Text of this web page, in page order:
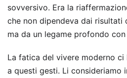
sovversivo. Era la
che non dipendeva dai risultati
ma da un legame profondo
La fatica del vivere moderno
a questi gesti. Li consideriamo